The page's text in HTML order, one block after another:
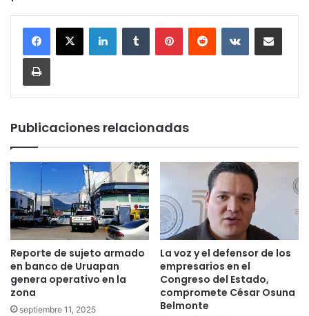
LinkedInTumblr PinterestReddit VKontakteCompartir por
Imprimir
Publicaciones relacionadas
Reporte de sujeto armado
en banco de Uruapan
genera operativo en la
zona
septiembre 11, 2025
La voz y el defensor de los
empresarios en el
Congreso del Estado,
compromete César Osuna
Belmonte